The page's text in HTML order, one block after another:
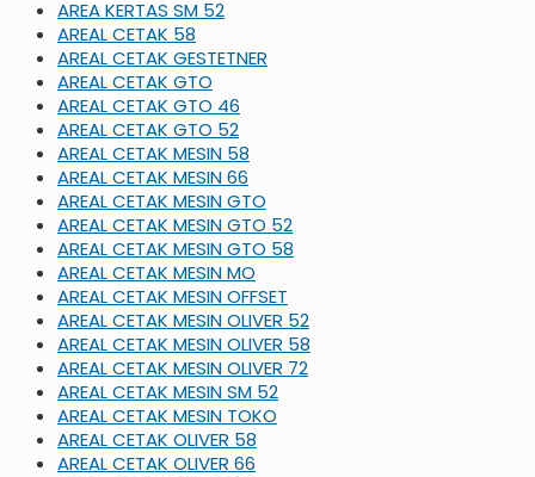
AREA KERTAS SM 52
AREAL CETAK 58
AREAL CETAK GESTETNER
AREAL CETAK GTO
AREAL CETAK GTO 46
AREAL CETAK GTO 52
AREAL CETAK MESIN 58
AREAL CETAK MESIN 66
AREAL CETAK MESIN GTO
AREAL CETAK MESIN GTO 52
AREAL CETAK MESIN GTO 58
AREAL CETAK MESIN MO
AREAL CETAK MESIN OFFSET
AREAL CETAK MESIN OLIVER 52
AREAL CETAK MESIN OLIVER 58
AREAL CETAK MESIN OLIVER 72
AREAL CETAK MESIN SM 52
AREAL CETAK MESIN TOKO
AREAL CETAK OLIVER 58
AREAL CETAK OLIVER 66